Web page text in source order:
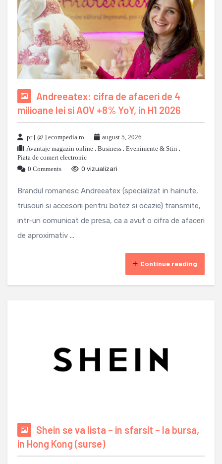
Andreeatex: cifra de afaceri de 4
milioane lei si AOV +8% YoY, in H1 2026
pr [ @ ] ecompedia ro
august 5, 2026
Avantaje magazin online , Business , Evenimente & Stiri ,
Piata de comert electronic
0 Comments
0 vizualizari
Brandul romanesc Andreeatex (specializat in hainute,
trusouri si accesorii pentru botez si ocazie) transmite,
intr-un comunicat de presa, ca a avut o cifra de afaceri
de aproximativ ...
Continue reading
Shein se va lista – in sfarsit – la bursa,
in Hong Kong (surse)